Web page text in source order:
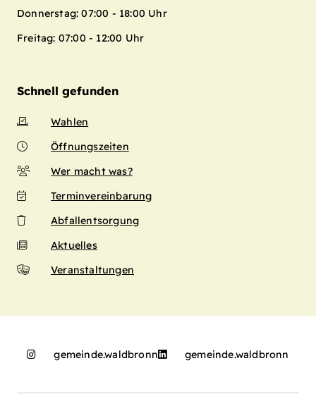
Donnerstag: 07:00 - 18:00 Uhr
Freitag: 07:00 - 12:00 Uhr
Schnell gefunden
Wahlen
Öffnungszeiten
Wer macht was?
Terminvereinbarung
Abfallentsorgung
Aktuelles
Veranstaltungen
gemeinde.waldbronn gemeinde.waldbronn